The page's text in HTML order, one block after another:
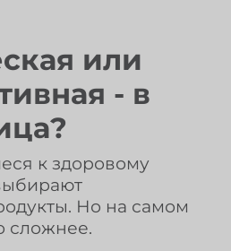
или
- в
к здоровому
Но на самом
сложнее.